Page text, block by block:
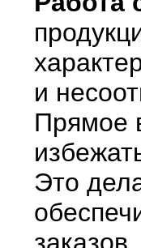
и
Прямое
Это